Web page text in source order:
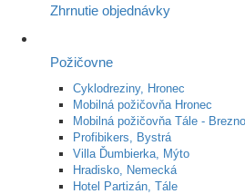
Zhrnutie objednávky
Požičovne
Cyklodreziny, Hronec
Mobilná požičovňa Hronec
Mobilná požičovňa Tále - Brezno
Profibikers, Bystrá
Villa Ďumbierka, Mýto
Hradisko, Nemecká
Hotel Partizán, Tále